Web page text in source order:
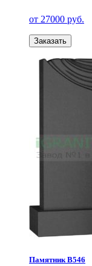
от 27000 руб.
Заказать
Памятник В546